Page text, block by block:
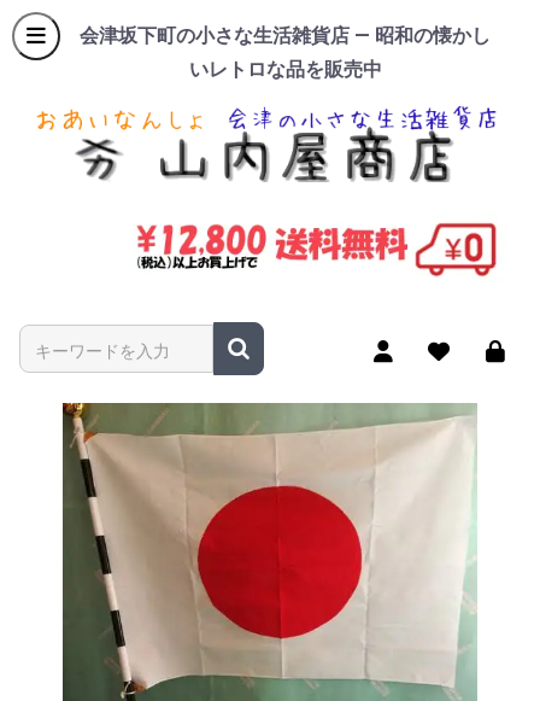
会津坂下町の小さな生活雑貨店 — 昭和の懐かし
いレトロな品を販売中
商品名やキーワードを入力